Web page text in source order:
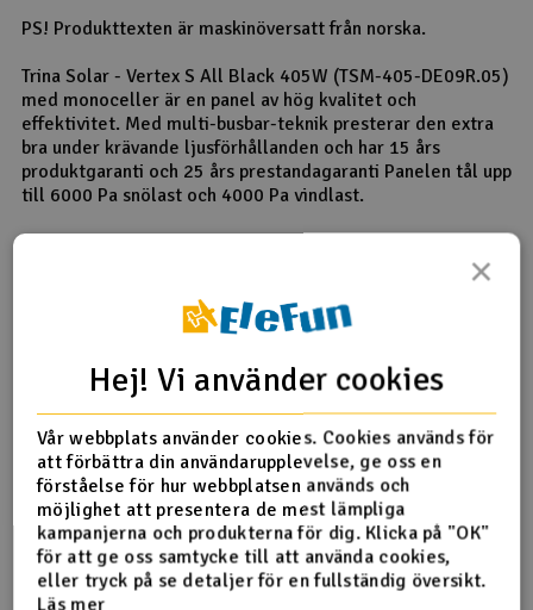
PS! Produkttexten är maskinöversatt från norska.
Trina Solar - Vertex S All Black 405W (TSM-405-DE09R.05)
med monoceller är en panel av hög kvalitet och
effektivitet. Med multi-busbar-teknik presterar den extra
bra under krävande ljusförhållanden och har 15 års
produktgaranti och 25 års prestandagaranti Panelen tål upp
till 6000 Pa snölast och 4000 Pa vindlast.
20,3 % Moduleffektivitet
3 Bypass-dioder
Mått: 1762 x 1134 x 30 mm
Vikt: 21,8 kg
Stöd från Enova
Privata hushåll kan ansöka hos Enova om stöd för att
genomföra smarta klimatåtgärder.
×
Hej! Vi använder cookies
Vår webbplats använder cookies. Cookies används för
att förbättra din användarupplevelse, ge oss en
förståelse för hur webbplatsen används och
möjlighet att presentera de mest lämpliga
kampanjerna och produkterna för dig. Klicka på "OK"
för att ge oss samtycke till att använda cookies,
eller tryck på se detaljer för en fullständig översikt.
Läs mer